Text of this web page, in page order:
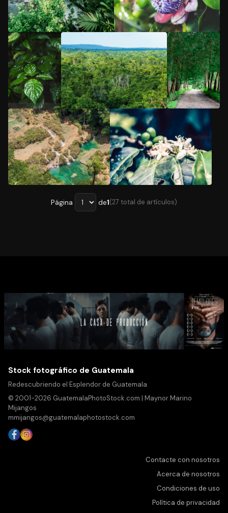
5/5 5/5
/5 5/5 5/5
5/5 5/5
Página
Página de1(27 total de artículos)
Stock fotográfico de Guatemala
Redescubriendo el Esplendor de Guatemala
© 2001-2026 GuatemalaPhotoStock.com | Maynor Marino
Mijangos
mmijangos@guatemalaphotostock.com
Contacte con nosotros
Acerca de nosotros
Condiciones de uso
Política de privacidad